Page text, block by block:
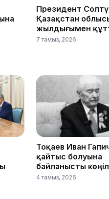
Президент
Қазақстан
жылдығымен
7 тамыз, 2026
Тоқаев Иван
қайтыс болуына
байланысты
4 тамыз, 2026